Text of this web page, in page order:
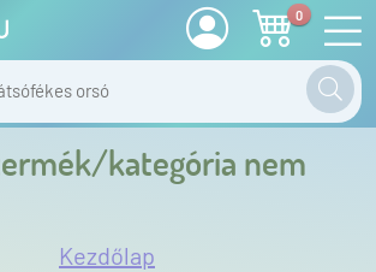
0
kategória nem
Kezdőlap